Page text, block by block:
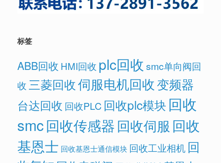
标签
ABB回收 HMI回收 plc回收 smc单向阀回
收 三菱回收伺服电机回收变频器
台达回收 回收PLC 回收plc模块 回收
smc回收传感器回收伺服 回收
基恩士 回收基恩士通信模块 回收工业相机 回